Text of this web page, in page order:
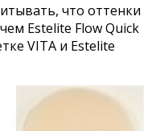
что оттенки
Estelite Flow Quick
VITA и Estelite